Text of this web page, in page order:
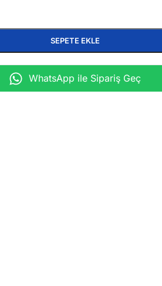
SEPETE EKLE
WhatsApp ile Sipariş Geç